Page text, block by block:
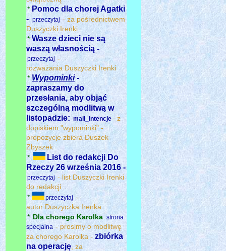
* Pomoc dla chorej Agatki
- przeczytaj - za pośrednictwem
Duszyczki Irenki
*Wasze dzieci nie są
waszą własnością -
przeczytaj -
rozważania Duszyczki Irenki
*Wypominki-
zapraszamy do
przesłania, aby objąć
szczególną modlitwą w
listopadzie: mail_intencje- z
dopiskiem "wypominki" -
propozycje zbiera Duszek
Zbyszek
*
List do redakcji Do
Rzeczy 26 września 2016 -
przeczytaj - list Duszyczki Irenki
do redakcji
*
przeczytaj -
autor Duszyczka Irenka
* Dla chorego Karolka strona
specjalna - prosimy o modlitwę
za chorego Karolka - zbiórka
na operację , za